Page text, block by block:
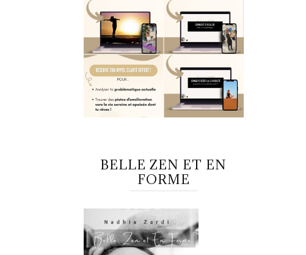
BELLE ZEN ET EN
FORME